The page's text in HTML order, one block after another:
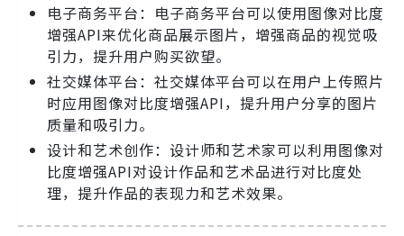
电子商务平台：电子商务平台可以使用图像对比度
增强API来优化商品展示图片，增强商品的视觉吸
引力，提升用户购买欲望。
社交媒体平台：社交媒体平台可以在用户上传照片
时应用图像对比度增强API，提升用户分享的图片
质量和吸引力。
设计和艺术创作：设计师和艺术家可以利用图像对
比度增强API对设计作品和艺术品进行对比度处
理，提升作品的表现力和艺术效果。